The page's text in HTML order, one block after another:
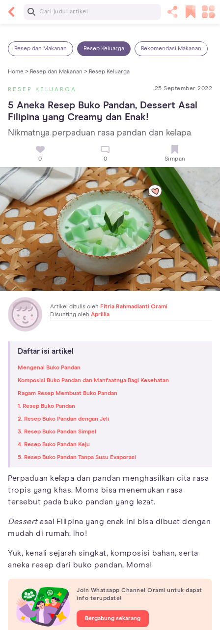
Baca Selanjutnya
Resep dan Makanan Resep Keluarga Rekomendasi Makanan
Home > Resep dan Makanan > Resep Keluarga
RESEP KELUARGA 25 September 2022
5 Aneka Resep Buko Pandan, Dessert Asal
Filipina yang Creamy dan Enak!
Nikmatnya perpaduan rasa pandan dan kelapa
0 0 Simpan
Artikel ditulis oleh Fitria Rahmadianti Orami
Disunting oleh Aprillia
Daftar isi artikel
Mengenal Buko Pandan
Komposisi Buko Pandan dan Manfaatnya Bagi Kesehatan
Ragam Resep Membuat Buko Pandan
1. Resep Buko Pandan
2. Resep Buko Pandan dengan Jeli
3. Resep Buko Pandan Simpel
4. Resep Buko Pandan Keju
5. Resep Buko Pandan Tanpa Susu Evaporasi
Perpaduan kelapa dan pandan menghasilkan cita rasa
tropis yang khas. Moms bisa menemukan rasa
tersebut pada buko pandan yang lezat.
Dessertasal Filipina yang enak ini bisa dibuat dengan
mudah di rumah, lho!
Yuk, kenali sejarah singkat, komposisi bahan, serta
aneka resep dari buko pandan, Moms!
Join Whatsapp Channel Orami untuk dapat
info terupdate!
Bergabung sekarang